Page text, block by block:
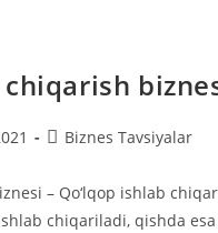
Рубрика
Biznes Tavsiyalar
– Qo‘lqop ishlab
chiqariladi, qishda